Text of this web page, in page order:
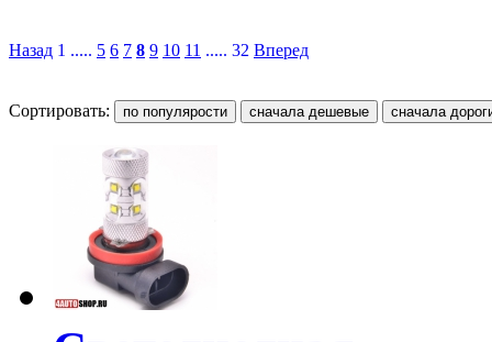
Назад 1 ..... 5 6 7 8 9 10 11 ..... 32 Вперед
Сортировать: